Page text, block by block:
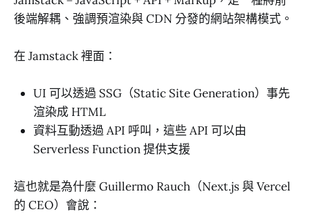
後端解耦、強調預渲染與 CDN 分發的網站架構模式。
在 Jamstack 裡面：
UI 可以透過 SSG（Static Site Generation）事先
渲染成 HTML
資料互動透過 API 呼叫，這些 API 可以由
Serverless Function 提供支援
這也就是為什麼 Guillermo Rauch（Next.js 與 Vercel
的 CEO）會說：